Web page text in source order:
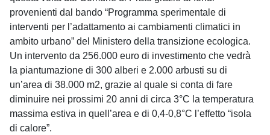
provenienti dal bando “Programma sperimentale di
interventi per l’adattamento ai cambiamenti climatici in
ambito urbano” del Ministero della transizione ecologica.
Un intervento da 256.000 euro di investimento che vedrà
la piantumazione di 300 alberi e 2.000 arbusti su di
un’area di 38.000 m2, grazie al quale si conta di fare
diminuire nei prossimi 20 anni di circa 3°C la temperatura
massima estiva in quell’area e di 0,4-0,8°C l’effetto “isola
di calore”.